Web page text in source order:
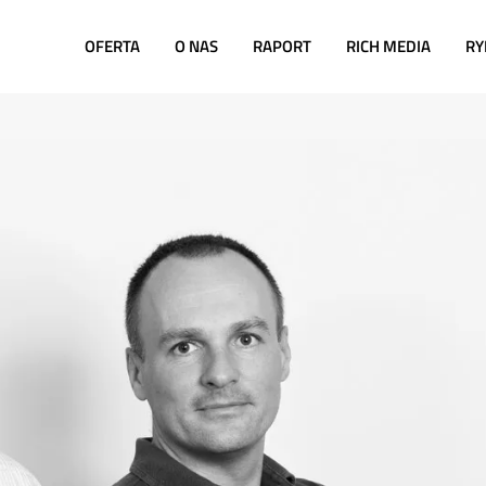
OFERTA O NAS RAPORT RICH MEDIA